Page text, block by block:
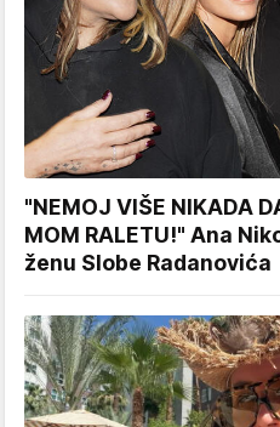
"NEMOJ VIŠE NIKADA
MOM RALETU!" Ana
ženu Slobe Radanovića